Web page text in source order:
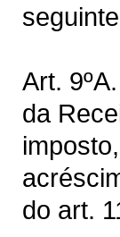
Art.
da
do art.